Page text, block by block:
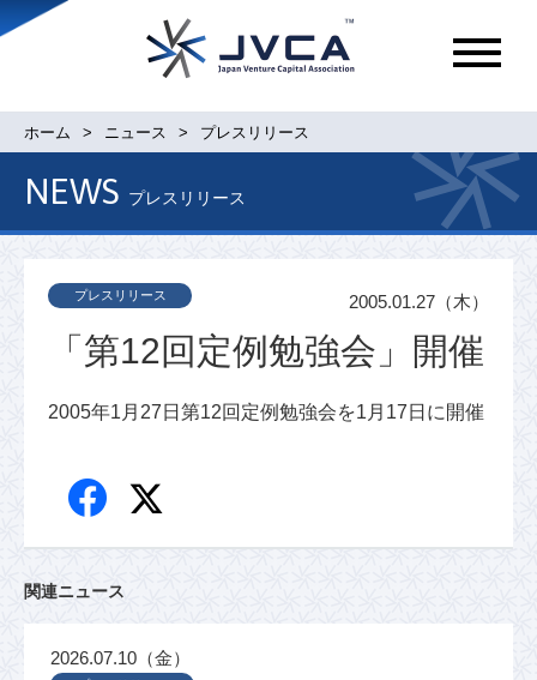
メ
ュ
ホーム ニュース プレスリリース
NEWS プレスリリース
「第12回定例勉強会」開催
プレスリリース 2005.01.27（木）
2005年1月27日第12回定例勉強会を1月17日に開催
関連ニュース
2026.07.10（金）